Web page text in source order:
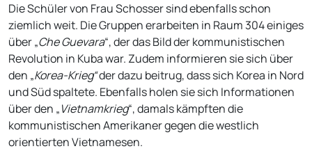
Die Schüler von Frau Schosser sind ebenfalls schon
ziemlich weit. Die Gruppen erarbeiten in Raum 304 einiges
über „Che Guevara“, der das Bild der kommunistischen
Revolution in Kuba war. Zudem informieren sie sich über
den „Korea-Krieg“der dazu beitrug, dass sich Korea in Nord
und Süd spaltete. Ebenfalls holen sie sich Informationen
über den „Vietnamkrieg“, damals kämpften die
kommunistischen Amerikaner gegen die westlich
orientierten Vietnamesen.